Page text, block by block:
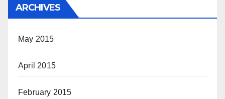
ARCHIVES
May 2015
April 2015
February 2015